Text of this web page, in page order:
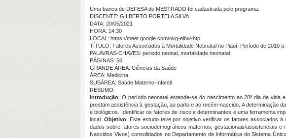
Uma banca de DEFESA de MESTRADO foi cadastrada pelo programa.
DISCENTE: GILBERTO PORTELA SILVA
DATA: 20/05/2021
HORA: 14:30
LOCAL: https://meet.google.com/okg-eibw-htp
TÍTULO: Fatores Associados à Mortalidade Neonatal no Piauí: Período de 2010 a
PALAVRAS-CHAVES: periodo neonal, mortalidade neonatal
PÁGINAS: 56
GRANDE ÁREA: Ciências da Saúde
ÁREA: Medicina
SUBÁREA: Saúde Materno-Infantil
RESUMO:
Introdução: O período neonatal estende-se do nascimento ao 28º dia de
prestam assistência à gestação, ao parto e ao recém-nascido. A determinação
e biológicos. Identificar os fatores de risco e determinantes é uma ferramenta
local. Objetivo: Este estudo teve por objetivo verificar os fatores associados à
dados sobre fatores sociodemográficos maternos, gestacionais/assistenciais
Nascidos Vivos) consolidados no Departamento de Informática do Sistema